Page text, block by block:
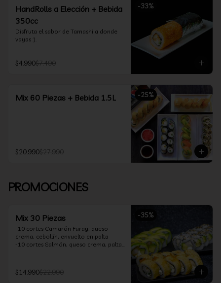
-33%
HandRolls a Elección + Bebida
350cc
Disfruta el sabor de Tamashi a donde
vayas :).
$4.990$7.490
-25%
Mix 60 Piezas + Bebida 1.5L
$20.990$27.990
PROMOCIONES
-35%
Mix 30 Piezas
-10 cortes Camarón Furay, queso
crema, cebollín, envuelto en palta
-10 cortes Salmón, queso crema, palta,
cebollín, frito en tempura
*Incluye 2 soya 30ml / 2 palitos / 1 salsa
$14.990$22.990